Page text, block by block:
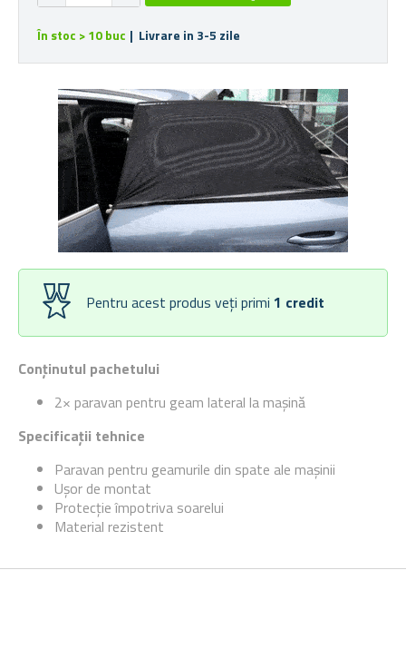
Conținutul pachetului
2× paravan pentru geam lateral la mașină
Specificații tehnice
Paravan pentru geamurile din spate ale mașinii
Ușor de montat
Protecție împotriva soarelui
Material rezistent
În stoc > 10 buc | Livrare in 3-5 zile
Pentru acest produs veți primi 1 credit